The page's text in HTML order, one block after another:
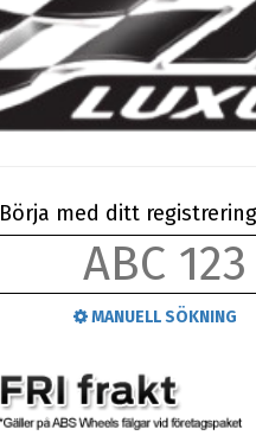
Börja med ditt
MANUELL SÖKNING